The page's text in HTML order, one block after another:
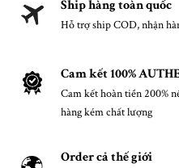
Ship hàng toàn quốc
Hỗ trợ ship COD, nhận
Cam kết 100%
Cam kết hoàn tiền 200%
hàng kém chất lượng
Order cả thế giới